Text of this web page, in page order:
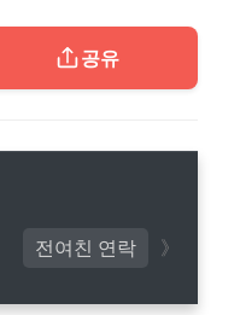
공유
전여친 연락